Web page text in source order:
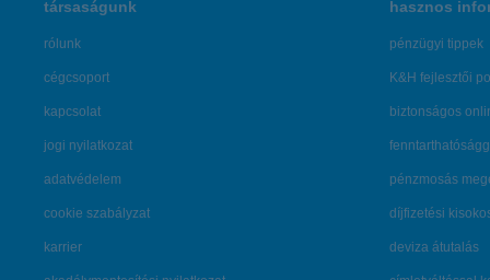
társaságunk
rólunk
cégcsoport
kapcsolat
jogi nyilatkozat
adatvédelem
cookie szabályzat
karrier
hasznos
pénzügyi tippek
K&H fejlesztői
biztonságos
pénzmosás
díjfizetési
deviza átutalás